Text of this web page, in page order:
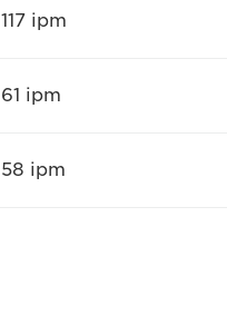
117 ipm
61 ipm
58 ipm